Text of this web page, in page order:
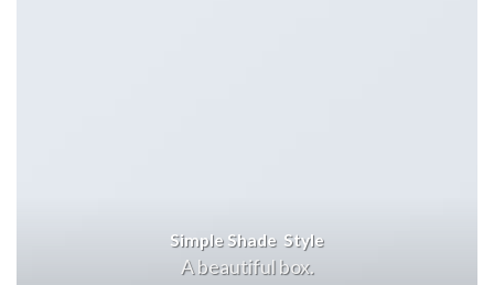
Simple Shade Style
A beautiful box.